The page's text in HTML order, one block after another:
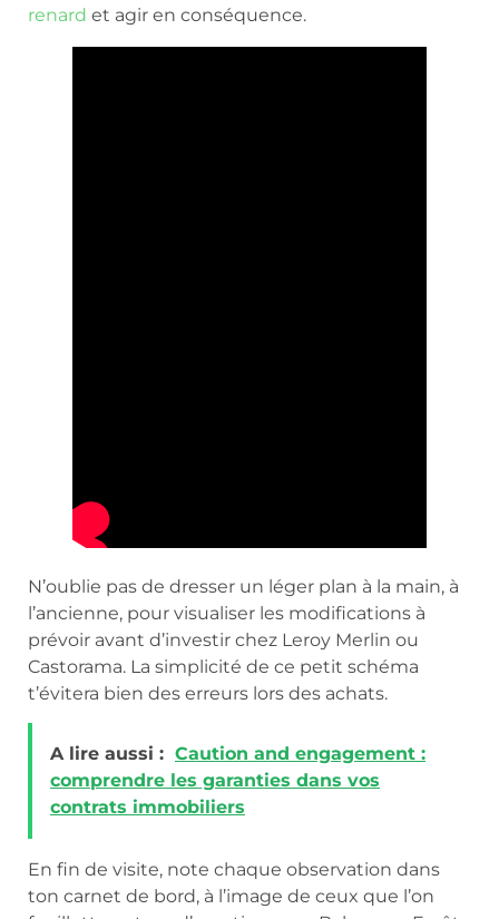
renard et agir en conséquence.
N’oublie pas de dresser un léger plan à la main, à
l’ancienne, pour visualiser les modifications à
prévoir avant d’investir chez Leroy Merlin ou
Castorama. La simplicité de ce petit schéma
t’évitera bien des erreurs lors des achats.
A lire aussi : Caution and engagement :
comprendre les garanties dans vos
contrats immobiliers
En fin de visite, note chaque observation dans
ton carnet de bord, à l’image de ceux que l’on